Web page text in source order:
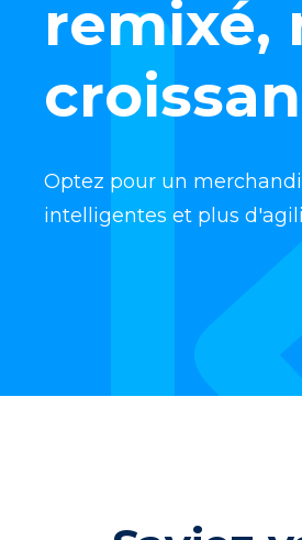
remixé,
Optez pour un
intelligentes et plus